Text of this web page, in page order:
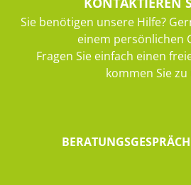
Sie benötigen unsere Hilfe?
einem persönlichen
Fragen Sie einfach einen
kommen Sie zu